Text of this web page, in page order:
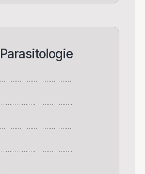
Parasitologie
………………… ……………….
……………….. ………………..
………………… ……………….
……………….. ………………..